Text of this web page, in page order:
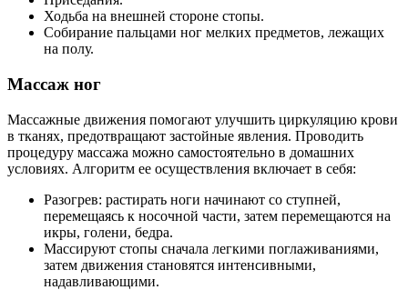
Ходьба на внешней стороне стопы.
Собирание пальцами ног мелких предметов, лежащих
на полу.
Массаж ног
Массажные движения помогают улучшить циркуляцию крови
в тканях, предотвращают застойные явления. Проводить
процедуру массажа можно самостоятельно в домашних
условиях. Алгоритм ее осуществления включает в себя:
Разогрев: растирать ноги начинают со ступней,
перемещаясь к носочной части, затем перемещаются на
икры, голени, бедра.
Массируют стопы сначала легкими поглаживаниями,
затем движения становятся интенсивными,
надавливающими.